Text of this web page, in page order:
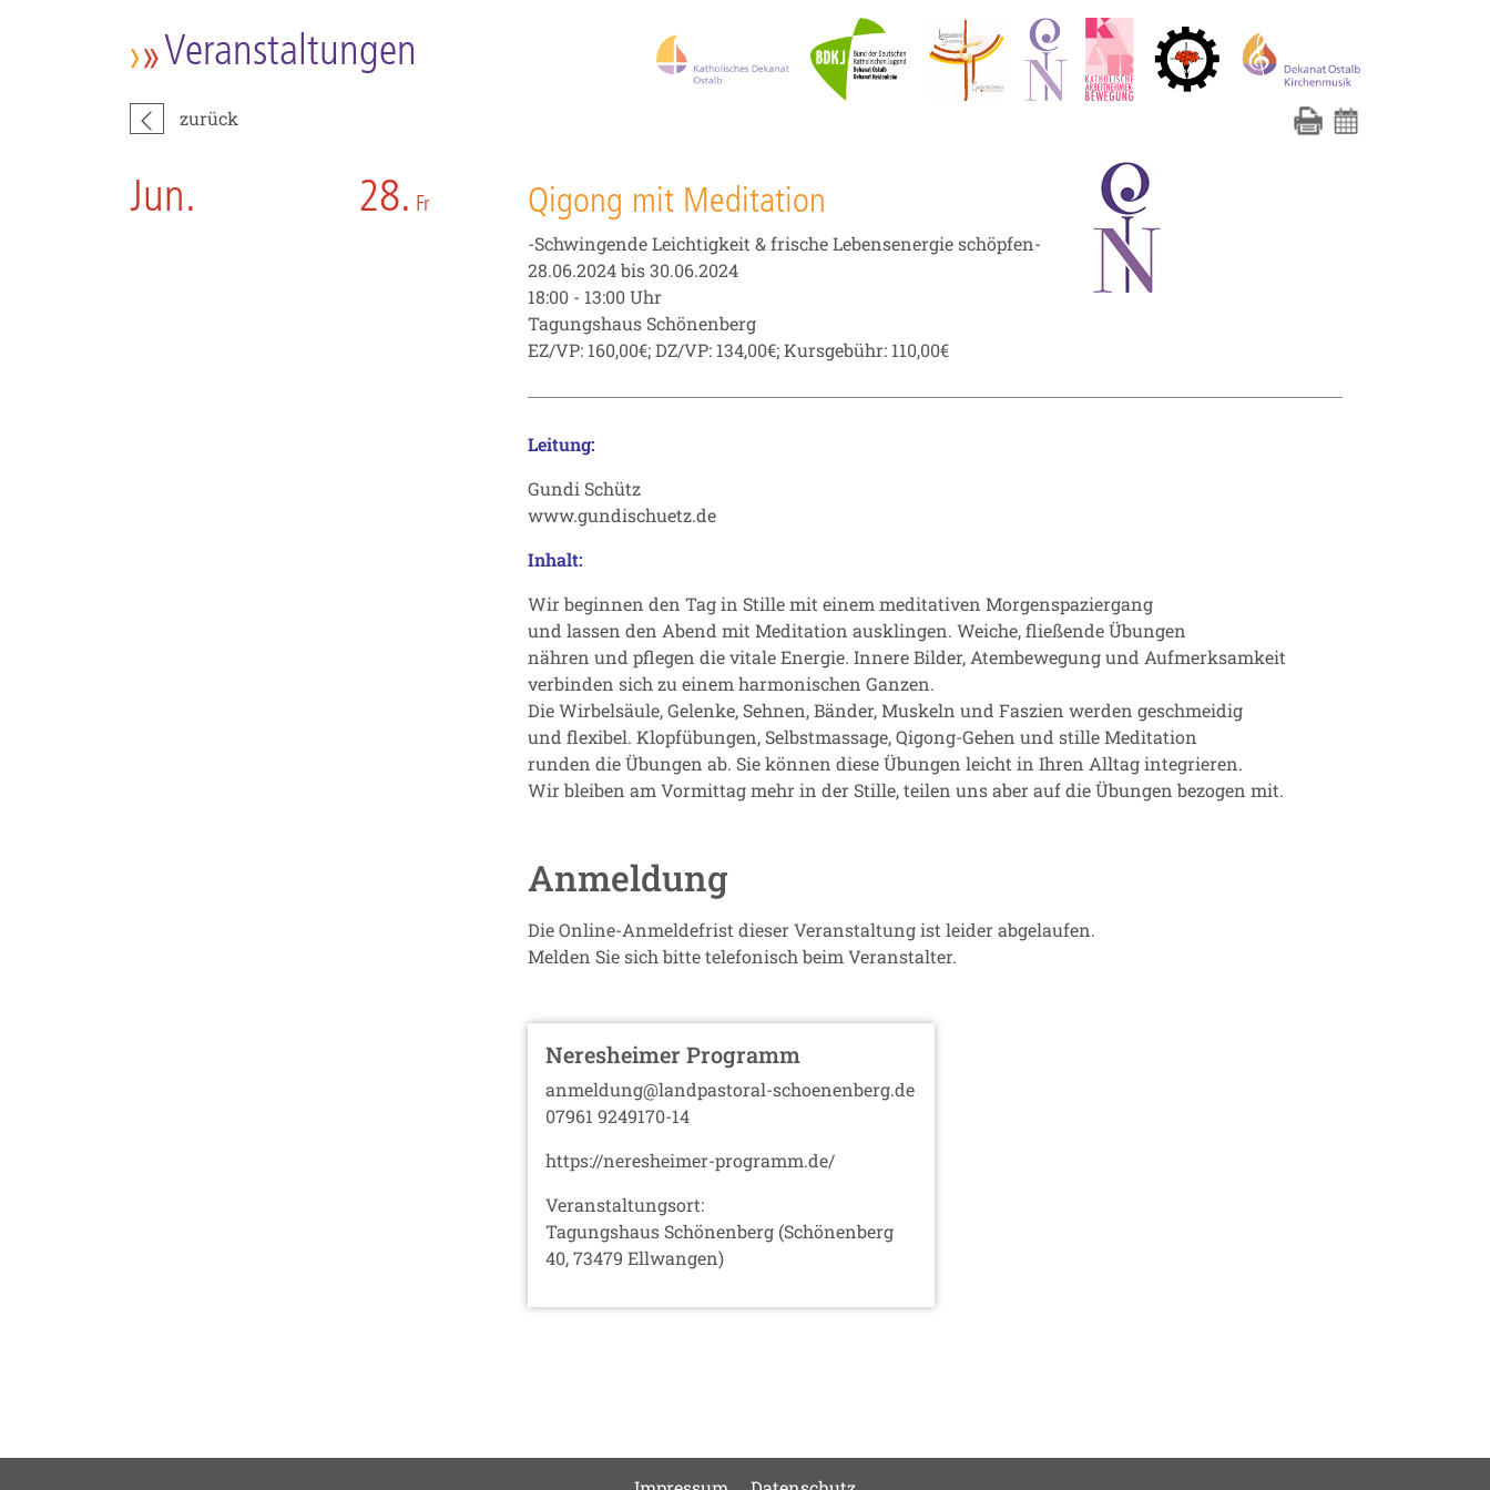
Veranstaltungen
zurück
Jun. 28. Fr Qigong mit Meditation
-Schwingende Leichtigkeit & frische Lebensenergie schöpfen-
28.06.2024 bis 30.06.2024
18:00 - 13:00 Uhr
Tagungshaus Schönenberg
EZ/VP: 160,00€; DZ/VP: 134,00€; Kursgebühr: 110,00€
Leitung:
Gundi Schütz
www.gundischuetz.de
Inhalt:
Wir beginnen den Tag in Stille mit einem meditativen Morgenspaziergang
und lassen den Abend mit Meditation ausklingen. Weiche, fließende Übungen
nähren und pflegen die vitale Energie. Innere Bilder, Atembewegung und Aufmerksamkeit
verbinden sich zu einem harmonischen Ganzen.
Die Wirbelsäule, Gelenke, Sehnen, Bänder, Muskeln und Faszien werden geschmeidig
und flexibel. Klopfübungen, Selbstmassage, Qigong-Gehen und stille Meditation
runden die Übungen ab. Sie können diese Übungen leicht in Ihren Alltag integrieren.
Wir bleiben am Vormittag mehr in der Stille, teilen uns aber auf die Übungen bezogen mit.
Anmeldung
Die Online-Anmeldefrist dieser Veranstaltung ist leider abgelaufen.
Melden Sie sich bitte telefonisch beim Veranstalter.
Neresheimer Programm
anmeldung@landpastoral-schoenenberg.de
07961 9249170-14
https://neresheimer-programm.de/
Veranstaltungsort:
Tagungshaus Schönenberg (Schönenberg
40, 73479 Ellwangen)